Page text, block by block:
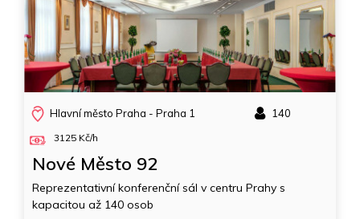
Hlavní město Praha - Praha 1 140
3125 Kč/h
Nové Město 92
Reprezentativní konferenční sál v centru Prahy s
kapacitou až 140 osob